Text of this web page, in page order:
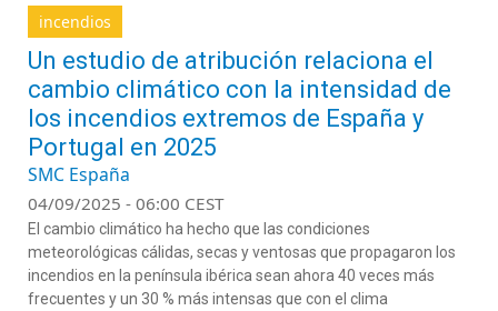
incendios
Un estudio de atribución relaciona el
cambio climático con la intensidad de
los incendios extremos de España y
Portugal en 2025
SMC España
04/09/2025 - 06:00 CEST
El cambio climático ha hecho que las condiciones
meteorológicas cálidas, secas y ventosas que propagaron los
incendios en la península ibérica sean ahora 40 veces más
frecuentes y un 30 % más intensas que con el clima